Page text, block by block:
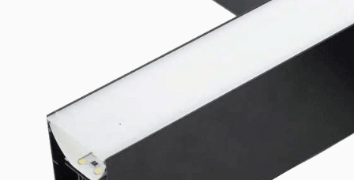
Lito40 Verbinder & Eckstuecke
Geometrieverbinder fuer die Lito40-Linearleuchte —
T-Form (3-Wege) und X-Form (4-Wege-Kreuz) ohne
Werkzeuglose Plug-in-Montage.